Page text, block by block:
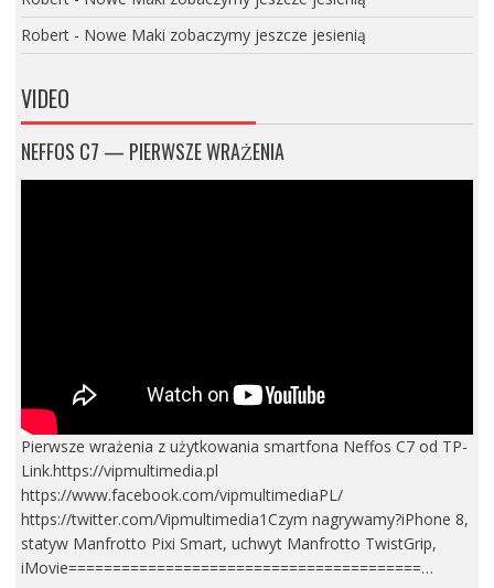
Robert- Nowe Maki zobaczymy jeszcze jesienią
VIDEO
NEFFOS C7 — PIERWSZE WRAŻENIA
Pierwsze wrażenia z użytkowania smartfona Neffos C7 od TP-
Link.https://vipmultimedia.pl
https://www.facebook.com/vipmultimediaPL/
https://twitter.com/Vipmultimedia1Czym nagrywamy?iPhone 8,
statyw Manfrotto Pixi Smart, uchwyt Manfrotto TwistGrip,
iMovie========================================…